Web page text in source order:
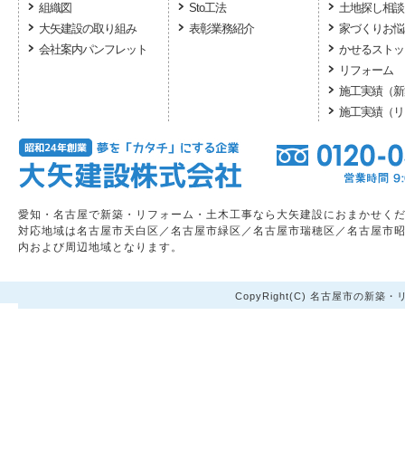
組織図
大矢建設の取り組み
会社案内パンフレット
Sto工法
表彰業務紹介
土地探し相談
家づくりお
かせるスト
リフォーム
施工実績（
施工実績（
愛知・名古屋で新築・リフォーム・土木工事なら大矢建設におまかせく
対応地域は名古屋市天白区／名古屋市緑区／名古屋市瑞穂区／名古屋
内および周辺地域となります。
CopyRight(C) 名古屋市の新築・